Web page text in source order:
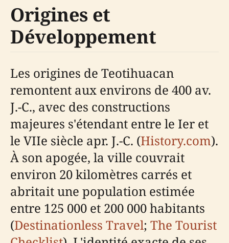
Origines et
Développement
Les origines de Teotihuacan
remontent aux environs de 400 av.
J.-C., avec des constructions
majeures s'étendant entre le Ier et
le VIIe siècle apr. J.-C. (History.com).
À son apogée, la ville couvrait
environ 20 kilomètres carrés et
abritait une population estimée
entre 125 000 et 200 000 habitants
(Destinationless Travel; The Tourist